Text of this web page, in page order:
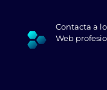
Contacta a
Web